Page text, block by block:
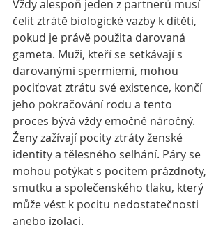
Vždy alespoň jeden z partnerů musí
čelit ztrátě biologické vazby k dítěti,
pokud je právě použita darovaná
gameta. Muži, kteří se setkávají s
darovanými spermiemi, mohou
pociťovat ztrátu své existence, končí
jeho pokračování rodu a tento
proces bývá vždy emočně náročný.
Ženy zažívají pocity ztráty ženské
identity a tělesného selhání. Páry se
mohou potýkat s pocitem prázdnoty,
smutku a společenského tlaku, který
může vést k pocitu nedostatečnosti
anebo izolaci.